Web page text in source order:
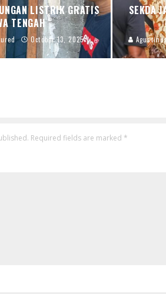
LISTRIK GRATIS
TENGAH
October 13, 2025
SEKDA
Required fields are marked *